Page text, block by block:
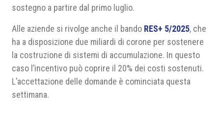
sostegno a partire dal primo luglio.
Alle aziende si rivolge anche il bando RES+ 5/2025, che
ha a disposizione due miliardi di corone per sostenere
la costruzione di sistemi di accumulazione. In questo
caso l’incentivo può coprire il 20% dei costi sostenuti.
L’accettazione delle domande è cominciata questa
settimana.